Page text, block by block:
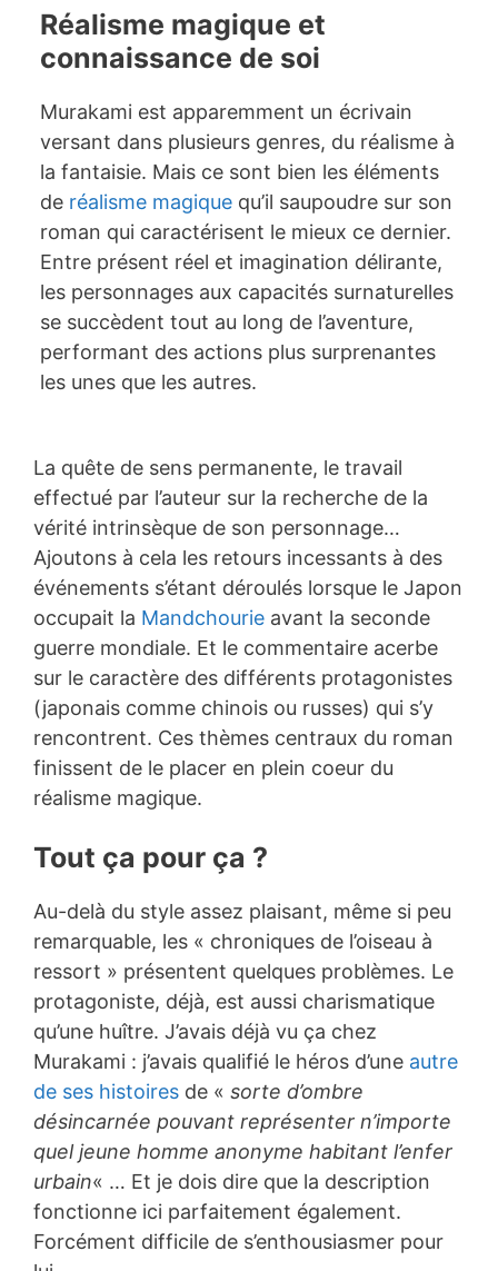
Réalisme magique et
connaissance de soi
Murakami est apparemment un écrivain
versant dans plusieurs genres, du réalisme à
la fantaisie. Mais ce sont bien les éléments
de réalisme magiquequ’il saupoudre sur son
roman qui caractérisent le mieux ce dernier.
Entre présent réel et imagination délirante,
les personnages aux capacités surnaturelles
se succèdent tout au long de l’aventure,
performant des actions plus surprenantes
les unes que les autres.
La quête de sens permanente, le travail
effectué par l’auteur sur la recherche de la
vérité intrinsèque de son personnage…
Ajoutons à cela les retours incessants à des
événements s’étant déroulés lorsque le Japon
occupait la Mandchourie avant la seconde
guerre mondiale. Et le commentaire acerbe
sur le caractère des différents protagonistes
(japonais comme chinois ou russes) qui s’y
rencontrent. Ces thèmes centraux du roman
finissent de le placer en plein coeur du
réalisme magique.
Tout ça pour ça ?
Au-delà du style assez plaisant, même si peu
remarquable, les « chroniques de l’oiseau à
ressort » présentent quelques problèmes. Le
protagoniste, déjà, est aussi charismatique
qu’une huître. J’avais déjà vu ça chez
Murakami : j’avais qualifié le héros d’une autre
de ses histoires de « sorte d’ombre
désincarnée pouvant représenter n’importe
quel jeune homme anonyme habitant l’enfer
urbain« … Et je dois dire que la description
fonctionne ici parfaitement également.
Forcément difficile de s’enthousiasmer pour